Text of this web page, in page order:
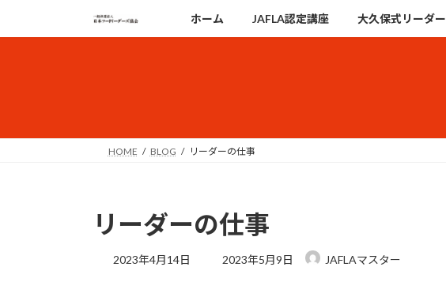
キ
に
ホーム JAFLA認定講座 大久保式リーダ
HOME BLOG リーダーの仕事
リーダーの仕事
2023年4月14日
最
2023年5月9日 JAFLAマスター